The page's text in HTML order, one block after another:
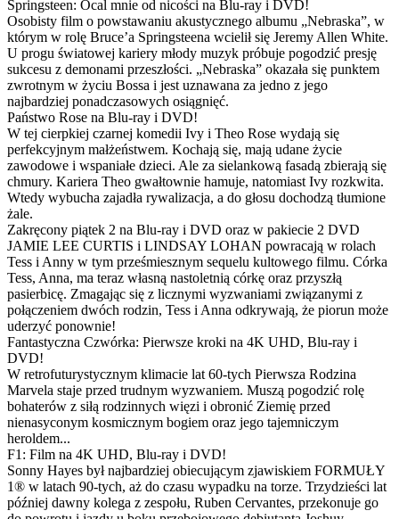
Springsteen: Ocal mnie od nicości na Blu-ray i DVD!
Osobisty film o powstawaniu akustycznego albumu „Nebraska”, w
którym w rolę Bruce’a Springsteena wcielił się Jeremy Allen White.
U progu światowej kariery młody muzyk próbuje pogodzić presję
sukcesu z demonami przeszłości. „Nebraska” okazała się punktem
zwrotnym w życiu Bossa i jest uznawana za jedno z jego
najbardziej ponadczasowych osiągnięć.
Państwo Rose na Blu-ray i DVD!
W tej cierpkiej czarnej komedii Ivy i Theo Rose wydają się
perfekcyjnym małżeństwem. Kochają się, mają udane życie
zawodowe i wspaniałe dzieci. Ale za sielankową fasadą zbierają się
chmury. Kariera Theo gwałtownie hamuje, natomiast Ivy rozkwita.
Wtedy wybucha zajadła rywalizacja, a do głosu dochodzą tłumione
żale.
Zakręcony piątek 2 na Blu-ray i DVD oraz w pakiecie 2 DVD
JAMIE LEE CURTIS i LINDSAY LOHAN powracają w rolach
Tess i Anny w tym prześmiesznym sequelu kultowego filmu. Córka
Tess, Anna, ma teraz własną nastoletnią córkę oraz przyszłą
pasierbicę. Zmagając się z licznymi wyzwaniami związanymi z
połączeniem dwóch rodzin, Tess i Anna odkrywają, że piorun może
uderzyć ponownie!
Fantastyczna Czwórka: Pierwsze kroki na 4K UHD, Blu-ray i
DVD!
W retrofuturystycznym klimacie lat 60-tych Pierwsza Rodzina
Marvela staje przed trudnym wyzwaniem. Muszą pogodzić rolę
bohaterów z siłą rodzinnych więzi i obronić Ziemię przed
nienasyconym kosmicznym bogiem oraz jego tajemniczym
heroldem...
F1: Film na 4K UHD, Blu-ray i DVD!
Sonny Hayes był najbardziej obiecującym zjawiskiem FORMUŁY
1® w latach 90-tych, aż do czasu wypadku na torze. Trzydzieści lat
później dawny kolega z zespołu, Ruben Cervantes, przekonuje go